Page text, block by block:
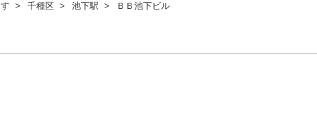
埼玉
路線から探す
路線から探
スが選ばれる理由 空室
に
千種区 池下駅 ＢＢ池下ビル